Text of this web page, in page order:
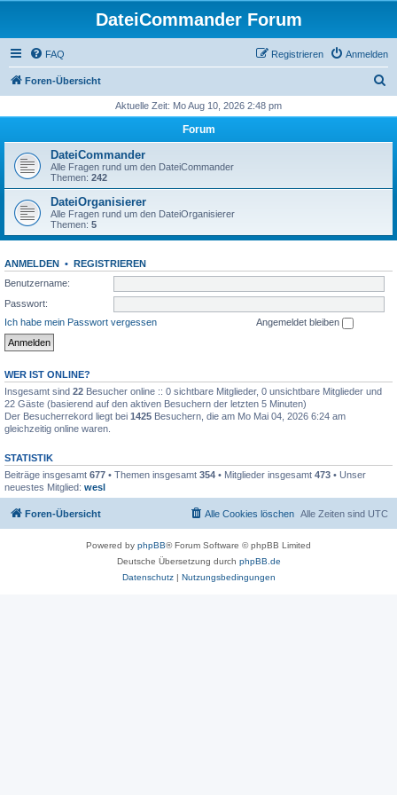
DateiCommander Forum
FAQ Anmelden
Registrieren
Foren-Übersicht
h
Aktuelle Zeit: Mo Aug 10, 2026 2:48 pm
Forum
DateiCommander
Alle Fragen rund um den DateiCommander
Themen: 242
DateiOrganisierer
Alle Fragen rund um den DateiOrganisierer
Themen: 5
ANMELDEN • REGISTRIEREN
Benutzername:
Passwort:
Ich habe mein Passwort vergessen
Angemeldet bleiben
WER IST ONLINE?
Insgesamt sind 22 Besucher online :: 0 sichtbare Mitglieder, 0 unsichtbare Mitglieder und
22 Gäste (basierend auf den aktiven Besuchern der letzten 5 Minuten)
Der Besucherrekord liegt bei 1425 Besuchern, die am Mo Mai 04, 2026 6:24 am
gleichzeitig online waren.
STATISTIK
Beiträge insgesamt 677 • Themen insgesamt 354 • Mitglieder insgesamt 473 • Unser
neuestes Mitglied: wesl
Foren-Übersicht Alle Zeiten sind UTC
Alle Cookies löschen
Powered by phpBB® Forum Software © phpBB Limited
Deutsche Übersetzung durch phpBB.de
Datenschutz| Nutzungsbedingungen